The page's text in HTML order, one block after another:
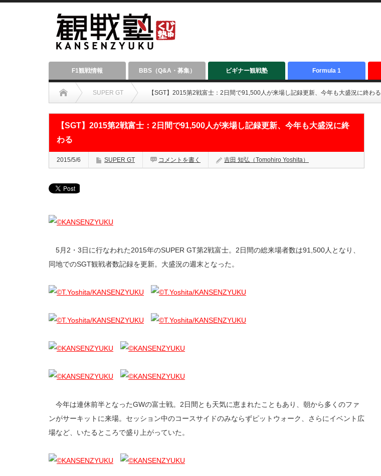
F1観戦情報 BBS（Q&A・募集） ビギナー観戦塾 Formula 1
SUPER GT 【SGT】2015第2戦富士：2日間で91,500人が来場し記録更新、今年も大盛況に終わる
【SGT】2015第2戦富士：2日間で91,500人が来場し記録更新、今年も大盛況に終
わる
2015/5/6 SUPER GT コメントを書く 吉田 知弘（Tomohiro Yoshita）
5月2・3日に行なわれた2015年のSUPER GT第2戦富士。2日間の総来場者数は91,500人となり、
同地でのSGT観戦者数記録を更新。大盛況の週末となった。
今年は連休前半となったGWの富士戦。2日間とも天気に恵まれたこともあり、朝から多くのファ
ンがサーキットに来場。セッション中のコースサイドのみならずピットウォーク、さらにイベント広
場など、いたるところで盛り上がっていた。